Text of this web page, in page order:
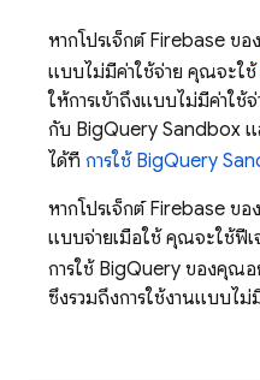
หากโปรเจ็กต์ Firebase ข
แบบไม่มีค่าใช้จ่าย คุณจะใช้
ให้การเข้าถึงแบบไม่มีค่าใช้
กับ BigQuery Sandbox แ
ได้ที่ การใช้ BigQuery
หากโปรเจ็กต์ Firebase ข
แบบจ่ายเมื่อใช้ คุณจะใช้ฟี
การใช้ BigQuery ของคุณอ
ซึ่งรวมถึงการใช้งานแบบไม่